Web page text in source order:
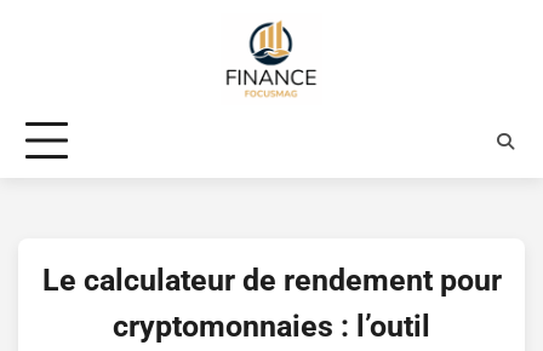
Le calculateur de rendement pour
cryptomonnaies : l’outil